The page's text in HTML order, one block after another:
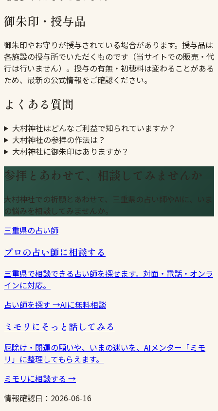
御朱印・授与品
御朱印やお守りが授与されている場合があります。授与品は
各施設の授与所でいただくものです（当サイトでの販売・代
行は行いません）。授与の有無・初穂料は変わることがある
ため、最新の公式情報をご確認ください。
よくある質問
大村神社はどんなご利益で知られていますか？
大村神社の参拝の作法は？
大村神社に御朱印はありますか？
参拝とあわせて、相談してみませんか
大村神社での祈願とあわせて、三重県の占い師やAIに、いま
の悩みを相談してみませんか。
三重県の占い師
プロの占い師に相談する
三重県で相談できる占い師を探せます。対面・電話・オンラ
インに対応。
占い師を探す →AIに無料相談
ミモリにそっと話してみる
厄除け・開運の願いや、いまの迷いを、AIメンター「ミモ
リ」に整理してもらえます。
ミモリに相談する →
情報確認日： 2026-06-16